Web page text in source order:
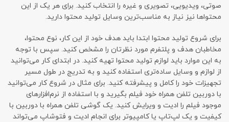
صوتی، ویدیویی، تصویری و غیره را انتخاب کنید. برای هر یک از این
محتواها نیز نیاز به مناسب‌ترین وسایل تولید محتوا دارید.
برای شروع تولید محتوا ابتدا باید هدف خود از این کار، نوع محتوا،
مخاطبان هدف و پلتفرم مورد نظرتان را مشخص کنید. سپس با توجه
به این موارد باید لوازم تولید محتوا تهیه کنید. در ابتدای کار می‌توانید
از لوازم و وسایل ساده‌تری استفاده کنید و به تدریج در طول مسیر
تجهیزات خود را کامل و پیشرفته کنید. برای مثال در شروع کار می‌توانید
با دوربین تلفن همراه خود فیلم بگیرید و با استفاده از نرم‌افزارهای
موجود فیلم را ادیت و ویرایش کنید. یک گوشی تلفن همراه با دوربین با
کیفیت و یک لپ‌تاپ یا کامپیوتر برای انجام ادیت و فتوشاپ می‌تواند